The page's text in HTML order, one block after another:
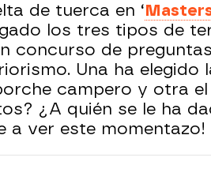
de tuerca en ‘
los tres tipos de
concurso de
Una ha
campero y otra el
¿A quién se le ha
a ver este momentazo!